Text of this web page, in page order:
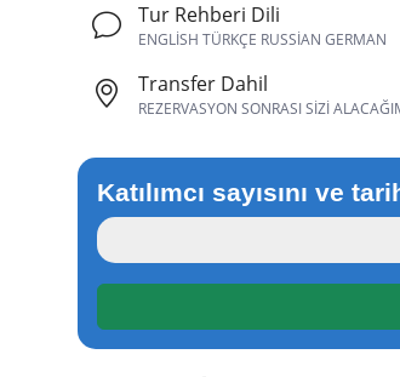
Tur Rehberi Dili
ENGLISH TÜRKÇE RUSSIAN GERMAN
Transfer Dahil
REZERVASYON SONRASI SIZI
Katılımcı sayısını ve